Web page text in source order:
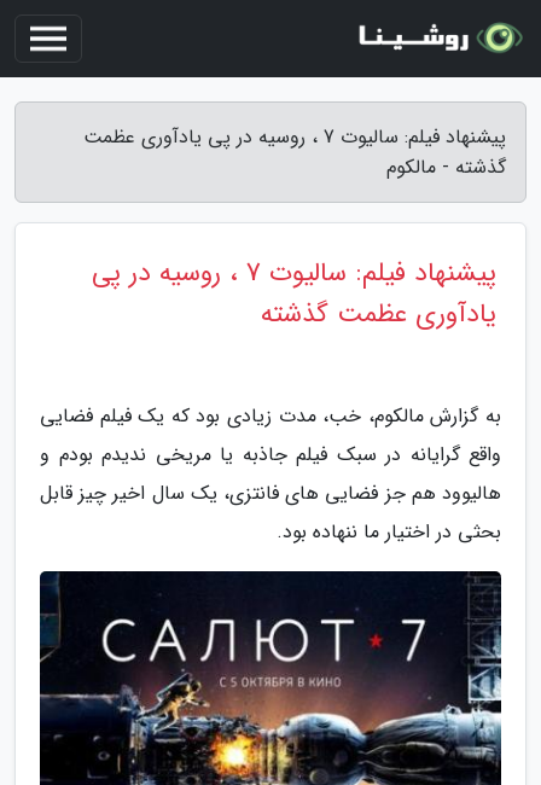
پیشنهاد فیلم: سالیوت 7 ، روسیه در پی یادآوری عظمت
گذشته - مالکوم
پیشنهاد فیلم: سالیوت 7 ، روسیه در پی
یادآوری عظمت گذشته
به گزارش مالکوم، خب، مدت زیادی بود که یک فیلم فضایی
واقع گرایانه در سبک فیلم جاذبه یا مریخی ندیدم بودم و
هالیوود هم جز فضایی های فانتزی، یک سال اخیر چیز قابل
بحثی در اختیار ما ننهاده بود.